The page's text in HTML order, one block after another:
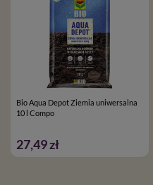
Bio Aqua Depot Ziemia uniwersalna
10 l Compo
27,49 zł